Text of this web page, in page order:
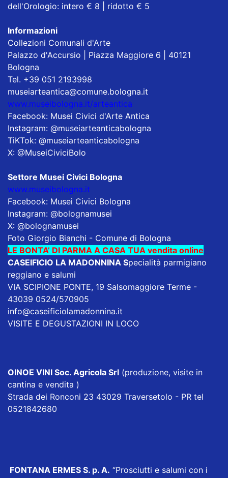
dell'Orologio: intero € 8 | ridotto € 5
Informazioni
Collezioni Comunali d'Arte
Palazzo d'Accursio | Piazza Maggiore 6 | 40121
Bologna
Tel. +39 051 2193998
museiarteantica@comune.bologna.it
www.museibologna.it/arteantica
Facebook: Musei Civici d'Arte Antica
Instagram: @museiarteanticabologna
TiKTok: @museiarteanticabologna
X: @MuseiCiviciBolo
Settore Musei Civici Bologna
www.museibologna.it
Facebook: Musei Civici Bologna
Instagram: @bolognamusei
X: @bolognamusei
Foto Giorgio Bianchi - Comune di Bologna
LE BONTA’ DI PARMA A CASA TUA vendita online
CASEIFICIO LA MADONNINA Specialità parmigiano
reggiano e salumi
VIA SCIPIONE PONTE, 19 Salsomaggiore Terme -
43039 0524/570905
info@caseificiolamadonnina.it
VISITE E DEGUSTAZIONI IN LOCO
OINOE VINI Soc. Agricola Srl (produzione, visite in
cantina e vendita )
Strada dei Ronconi 23 43029 Traversetolo - PR tel
0521842680
FONTANA ERMES S. p. A. “Prosciutti e salumi con i